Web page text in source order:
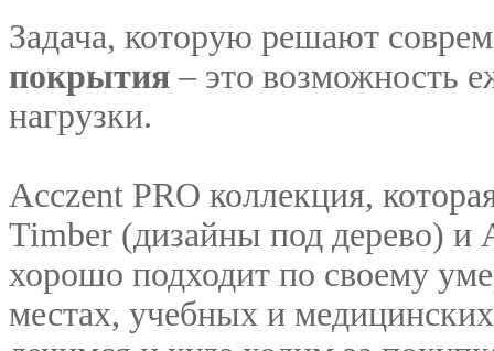
Задача, которую решают
покрытия – это возможность
нагрузки.
Acczent PRO коллекция,
Timber (дизайны под дерево)
хорошо подходит по своему
местах, учебных и